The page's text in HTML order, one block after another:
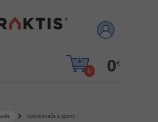
prihlásiť
sa
0 0€
Sponkovače a spony